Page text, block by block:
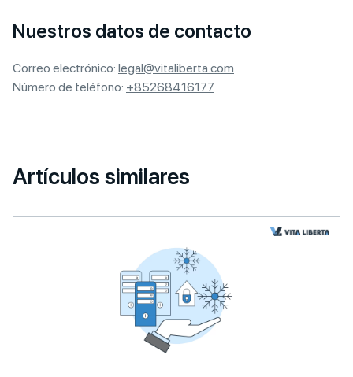
Nuestros datos de contacto
Correo electrónico: legal@vitaliberta.com
Número de teléfono: +85268416177
Artículos similares